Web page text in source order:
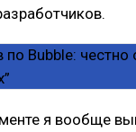
я вообще